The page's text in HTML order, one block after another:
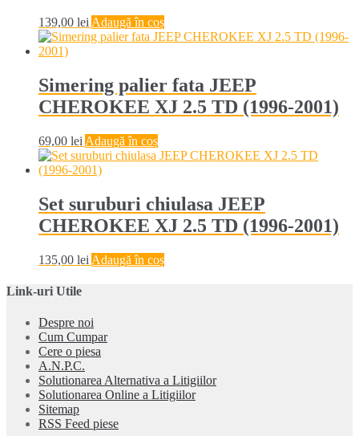
139,00 lei Adaugă în coș
Simering palier fata JEEP
CHEROKEE XJ 2.5 TD (1996-2001)
69,00 lei Adaugă în coș
Set suruburi chiulasa JEEP
CHEROKEE XJ 2.5 TD (1996-2001)
135,00 lei Adaugă în coș
Link-uri Utile
Despre noi
Cum Cumpar
Cere o piesa
A.N.P.C.
Solutionarea Alternativa a Litigiilor
Solutionarea Online a Litigiilor
Sitemap
RSS Feed piese